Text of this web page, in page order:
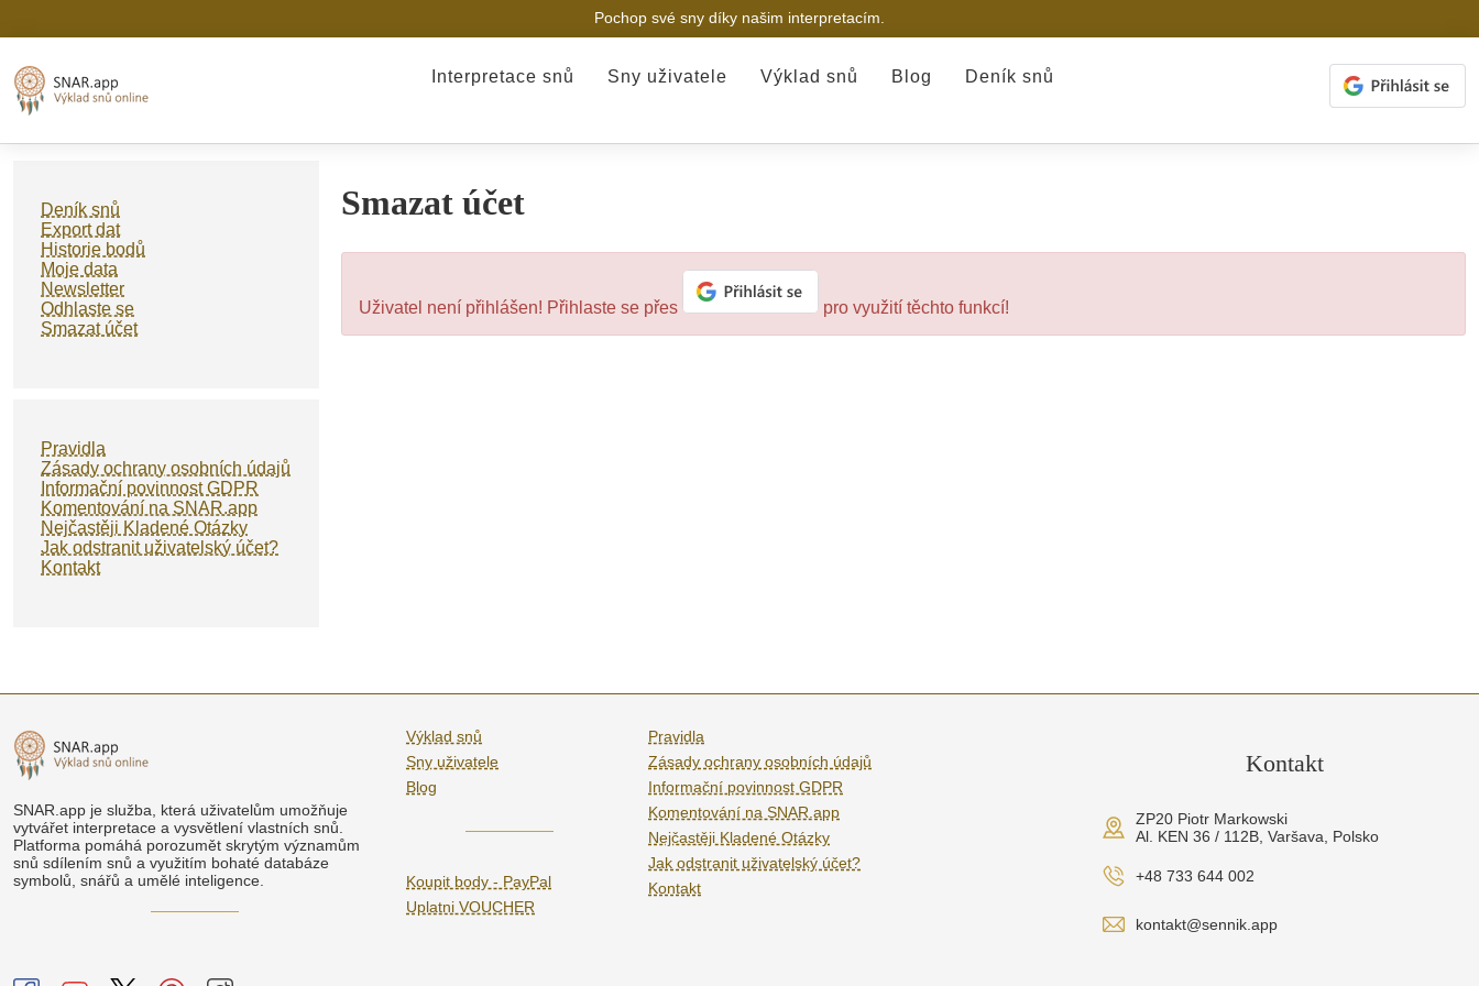
Pochop své sny díky našim interpretacím.
Interpretace snů Sny uživatele Výklad snů Blog Deník snů
Deník snů
Export dat
Historie bodů
Moje data
Newsletter
Odhlaste se
Smazat účet
Pravidla
Zásady ochrany osobních údajů
Informační povinnost GDPR
Komentování na SNAR.app
Nejčastěji Kladené Otázky
Jak odstranit uživatelský účet?
Kontakt
Smazat účet
Uživatel není přihlášen! Přihlaste se přes pro využití těchto funkcí!
SNAR.app je služba, která uživatelům umožňuje
vytvářet interpretace a vysvětlení vlastních snů.
Platforma pomáhá porozumět skrytým významům
snů sdílením snů a využitím bohaté databáze
symbolů, snářů a umělé inteligence.
Výklad snů
Sny uživatele
Blog
Koupit body - PayPal
Uplatni VOUCHER
Pravidla
Zásady ochrany osobních údajů
Informační povinnost GDPR
Komentování na SNAR.app
Nejčastěji Kladené Otázky
Jak odstranit uživatelský účet?
Kontakt
Kontakt
ZP20 Piotr Markowski
Al. KEN 36 / 112B, Varšava, Polsko
+48 733 644 002
kontakt@sennik.app